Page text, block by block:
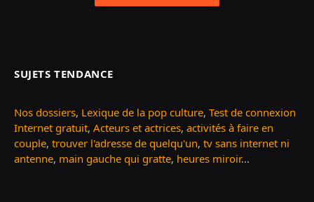
SUJETS TENDANCE
Nos dossiers, Lexique de la pop culture, Test de connexion
Internet gratuit, Acteurs et actrices, activités à faire en
couple, trouver l'adresse de quelqu'un, tv sans internet ni
antenne, main gauche qui gratte, heures miroir...